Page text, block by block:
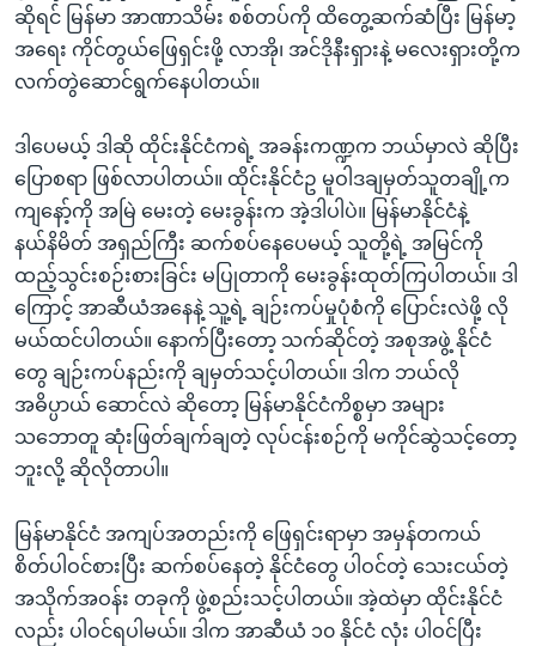
ဆိုရင် မြန်မာ အာဏာသိမ်း စစ်တပ်ကို ထိတွေ့ဆက်ဆံပြီး မြန်မာ့
အရေး ကိုင်တွယ်ဖြေရှင်းဖို့ လာအို၊ အင်ဒိုနီးရှားနဲ့ မလေးရှားတို့က
လက်တွဲဆောင်ရွက်နေပါတယ်။
ဒါပေမယ့် ဒါဆို ထိုင်းနိုင်ငံကရဲ့ အခန်းကဏ္ဍက ဘယ်မှာလဲ ဆိုပြီး
ပြောစရာ ဖြစ်လာပါတယ်။ ထိုင်းနိုင်ငံဥ မူဝါဒချမှတ်သူတချို့က
ကျနော့်ကို အမြဲ မေးတဲ့ မေးခွန်းက အဲ့ဒါပါပဲ။ မြန်မာနိုင်ငံနဲ့
နယ်နိမိတ် အရှည်ကြီး ဆက်စပ်နေပေမယ့် သူတို့ရဲ့ အမြင်ကို
ထည့်သွင်းစဉ်းစားခြင်း မပြုတာကို မေးခွန်းထုတ်ကြပါတယ်။ ဒါ
ကြောင့် အာဆီယံအနေနဲ့ သူ့ရဲ့ ချဉ်းကပ်မှုပုံစံကို ပြောင်းလဲဖို့ လို
မယ်ထင်ပါတယ်။ နောက်ပြီးတော့ သက်ဆိုင်တဲ့ အစုအဖွဲ့ နိုင်ငံ
တွေ ချဉ်းကပ်နည်းကို ချမှတ်သင့်ပါတယ်။ ဒါက ဘယ်လို
အဓိပ္ပာယ် ဆောင်လဲ ဆိုတော့ မြန်မာနိုင်ငံကိစ္စမှာ အများ
သဘောတူ ဆုံးဖြတ်ချက်ချတဲ့ လုပ်ငန်းစဉ်ကို မကိုင်ဆွဲသင့်တော့
ဘူးလို့ ဆိုလိုတာပါ။
မြန်မာနိုင်ငံ အကျပ်အတည်းကို ဖြေရှင်းရာမှာ အမှန်တကယ်
စိတ်ပါဝင်စားပြီး ဆက်စပ်နေတဲ့ နိုင်ငံတွေ ပါဝင်တဲ့ သေးငယ်တဲ့
အသိုက်အဝန်း တခုကို ဖွဲ့စည်းသင့်ပါတယ်။ အဲ့ထဲမှာ ထိုင်းနိုင်ငံ
လည်း ပါဝင်ရပါမယ်။ ဒါက အာဆီယံ ၁၀ နိုင်ငံ လုံး ပါဝင်ပြီး